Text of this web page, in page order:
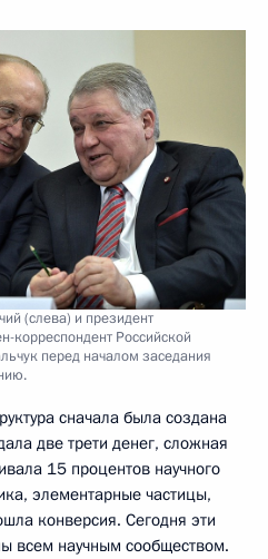
(слева) и президент
корреспондент Российской
перед началом заседания
сначала была создана
две трети денег, сложная
15 процентов научного
элементарные частицы,
конверсия. Сегодня эти
всем научным сообществом.